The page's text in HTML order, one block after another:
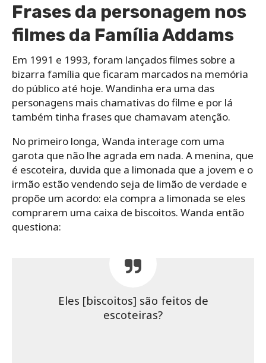
Frases da personagem nos
filmes da Família Addams
Em 1991 e 1993, foram lançados filmes sobre a
bizarra família que ficaram marcados na memória
do público até hoje. Wandinha era uma das
personagens mais chamativas do filme e por lá
também tinha frases que chamavam atenção.
No primeiro longa, Wanda interage com uma
garota que não lhe agrada em nada. A menina, que
é escoteira, duvida que a limonada que a jovem e o
irmão estão vendendo seja de limão de verdade e
propõe um acordo: ela compra a limonada se eles
comprarem uma caixa de biscoitos. Wanda então
questiona:
Eles [biscoitos] são feitos de
escoteiras?